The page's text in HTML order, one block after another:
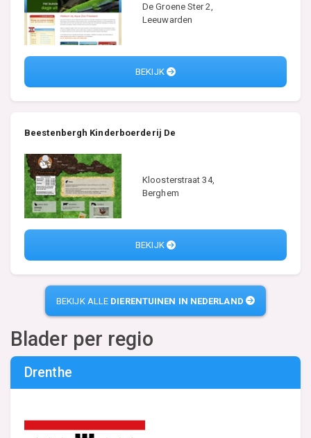
De Groene Ster 2,
Leeuwarden
BEKIJK
Beestenbergh Kinderboerderij De
Kloosterstraat 34,
Berghem
BEKIJK
BEKIJK ALLE DIERENTUINEN IN NEDERLAND
Blader per regio
Drenthe